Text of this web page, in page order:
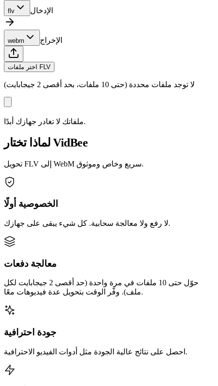
flv الإدخال
webm الإخراج
اختر ملفات FLV
لا توجد ملفات محددة (حتى 10 ملفات، بحد أقصى 2 جيجابايت)
ملفاتك لا تغادر جهازك أبدًا.
لماذا تختار VidBee
تحويل FLV إلى WebM سريع وخاص وموثوق.
الخصوصية أولًا
لا رفع ولا معالجة سحابية. كل شيء يبقى على جهازك.
معالجة دفعات
حوّل حتى 10 ملفات في مرة واحدة (حد أقصى 2 جيجابايت لكل
ملف). وفّر الوقت بتحويل عدة فيديوهات معًا.
جودة احترافية
احصل على نتائج عالية الجودة مثل أدوات الفيديو الاحترافية.